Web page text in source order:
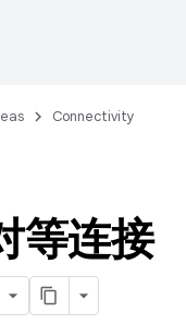
Connectivity
等连接